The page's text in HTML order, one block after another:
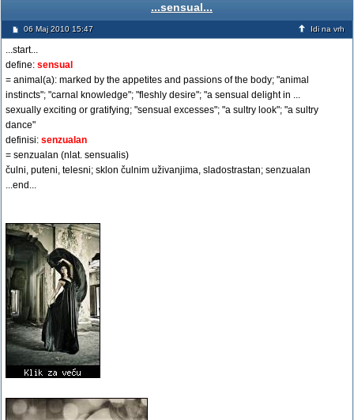
...sensual...
06 Maj 2010 15:47 Idi na vrh
...start...
define: sensual
= animal(a): marked by the appetites and passions of the body; "animal
instincts"; "carnal knowledge"; "fleshly desire"; "a sensual delight in ...
sexually exciting or gratifying; "sensual excesses"; "a sultry look"; "a sultry
dance"
definisi: senzualan
= senzualan (nlat. sensualis)
čulni, puteni, telesni; sklon čulnim uživanjima, sladostrastan; senzualan
...end...